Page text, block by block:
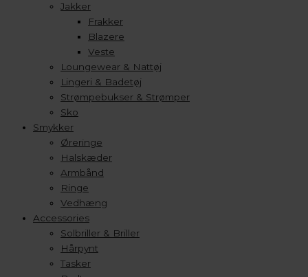
Jakker
Frakker
Blazere
Veste
Loungewear & Nattøj
Lingeri & Badetøj
Strømpebukser & Strømper
Sko
Smykker
Øreringe
Halskæder
Armbånd
Ringe
Vedhæng
Accessories
Solbriller & Briller
Hårpynt
Tasker